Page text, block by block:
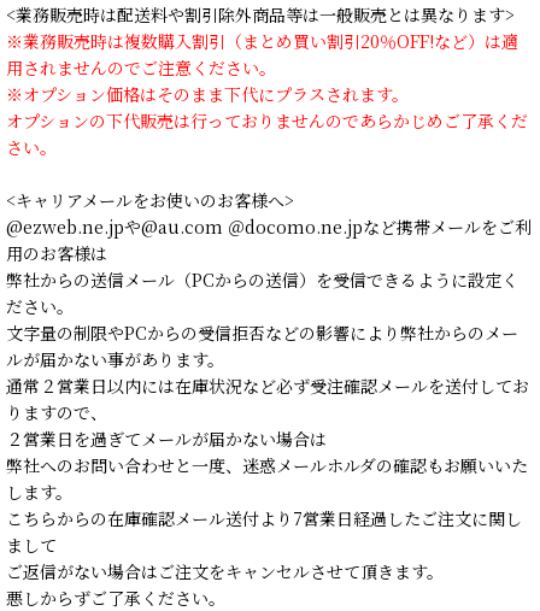
<業務販売時は配送料や割引除外商品等は一般販売とは異なります>
※業務販売時は複数購入割引（まとめ買い割引20％OFF!など）は適
用されませんのでご注意ください。
※オプション価格はそのまま下代にプラスされます。
オプションの下代販売は行っておりませんのであらかじめご了承くだ
さい。
<キャリアメールをお使いのお客様へ>
@ezweb.ne.jpや@au.com ＠docomo.ne.jpなど携帯メールをご利
用のお客様は
弊社からの送信メール（PCからの送信）を受信できるように設定く
ださい。
文字量の制限やPCからの受信拒否などの影響により弊社からのメー
ルが届かない事があります。
通常２営業日以内には在庫状況など必ず受注確認メールを送付してお
りますので、
２営業日を過ぎてメールが届かない場合は
弊社へのお問い合わせと一度、迷惑メールホルダの確認もお願いいた
します。
こちらからの在庫確認メール送付より7営業日経過したご注文に関し
まして
ご返信がない場合はご注文をキャンセルさせて頂きます。
悪しからずご了承ください。